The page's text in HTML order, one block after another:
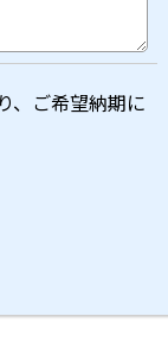
、ご希望納期に